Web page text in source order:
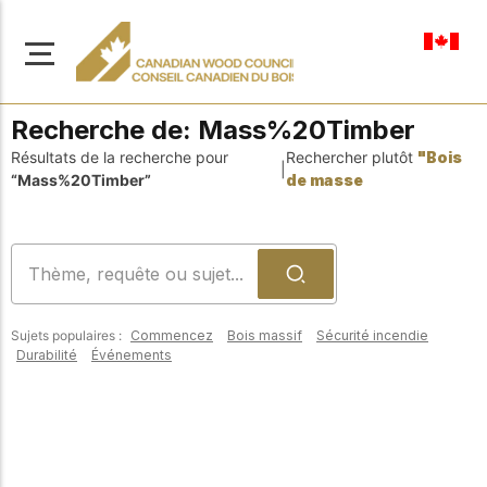
Accédez à un large
À propos de nous
Apprenez-en davantage
sur notre mission visant à
promouvoir la
construction en bois
Recherche de: Mass%20Timber
Résultats de la recherche pour
“Mass%20Timber”
Rechercher plutôt "Bois
de masse
Sujets populaires : Commencez Bois massif
Sécurité incendie
Durabilité
Événements